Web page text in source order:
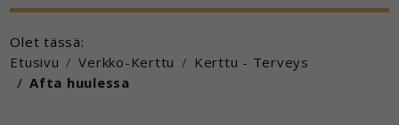
Olet tässä:
Etusivu
Verkko-Kerttu
Kerttu - Terveys
Afta huulessa